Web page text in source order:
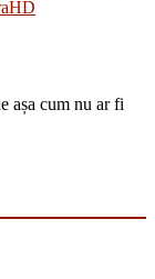
așa cum nu ar fi